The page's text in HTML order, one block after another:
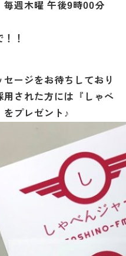
毎週木曜 午後9時00分
！！
ージをお待ちしており
用された方には『しゃべ
をプレゼント♪